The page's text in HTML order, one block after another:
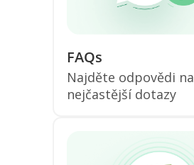
FAQs
Najděte odpovědi na
nejčastější dotazy